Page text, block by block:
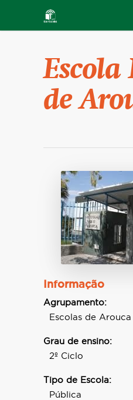
Escola
de
Informação
Agrupamento:
Escolas de Arouca
Grau de ensino:
2º Ciclo
Tipo de Escola:
Pública